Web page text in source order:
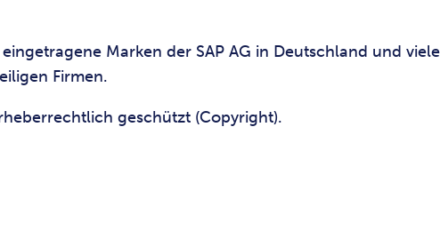
Marken der SAP AG in Deutschland und
Firmen.
geschützt (Copyright).